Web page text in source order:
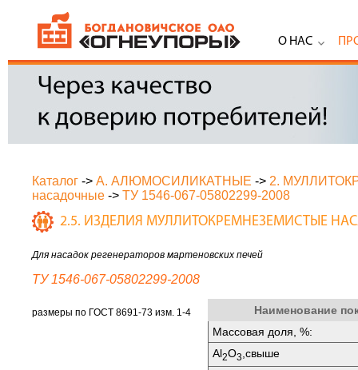
О НАС
Каталог -> А. АЛЮМОСИЛИКАТНЫЕ -> 2.
насадочные -> ТУ 1546-067-05802299-2008
2.5. ИЗДЕЛИЯ МУЛЛИТОКРЕМНЕЗЕМИСТЫЕ
Для насадок регенераторов мартеновских печей
ТУ 1546-067-05802299-2008
размеры по ГОСТ 8691-73 изм. 1-4
Наименование
Массовая доля, %:
Аl2O3 ,свыше